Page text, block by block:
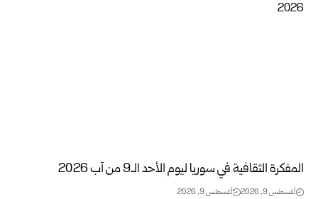
المفكرة الثقافية في سوريا ليوم الأحد الـ9 من آب 2026
أغسطس 9, 2026 أغسطس 9, 2026